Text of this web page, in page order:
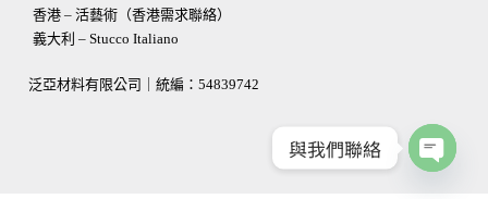
香港 – 活藝術（香港需求聯絡）
義大利 – Stucco Italiano
泛亞材料有限公司｜統編： 54839742
與我們聯絡